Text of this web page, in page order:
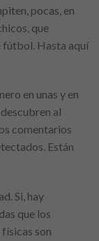
pocas, en
que
fútbol. Hasta aquí
en unas y en
al
comentarios
Están
Si, hay
que los
son